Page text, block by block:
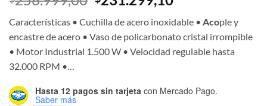
original
era:
$256.999,00.
actual
es:
$231.299,10.
Características • Cuchilla de acero inoxidable • Acople y
encastre de acero • Vaso de policarbonato cristal irrompible
• Motor Industrial 1.500 W • Velocidad regulable hasta
32.000 RPM •…
Hasta 12 pagos sin tarjeta con Mercado Pago.
Saber más